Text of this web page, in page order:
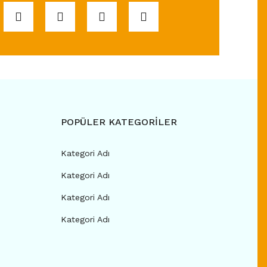
POPÜLER KATEGORİLER
Kategori Adı
Kategori Adı
Kategori Adı
Kategori Adı